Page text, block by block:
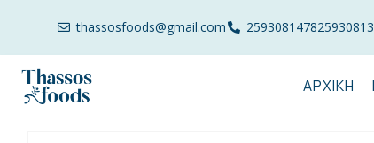
thassosfoods@gmail.com 2593081478
ΑΡΧΙΚΉ